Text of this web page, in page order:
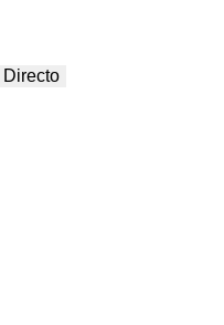
Directo